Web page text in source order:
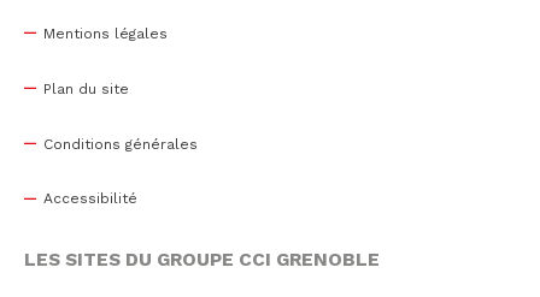
Mentions légales
Plan du site
Conditions générales
Accessibilité
LES SITES DU GROUPE CCI GRENOBLE